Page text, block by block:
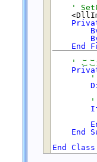
をデスクトップ座標で変
表示位置を変更する
ズを変更できないように
できないようにする
クバーに表示しない
テムメニューを表示しない
閉じるボタンを無効にする
ーイベントを受け取るよ
スクロールバーを付ける
の色を透明にする
'
End
' ここ
'
'
End
End
Class